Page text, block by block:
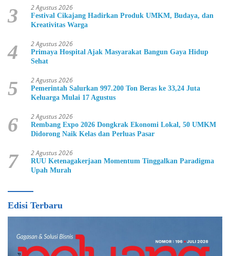
3 2 Agustus 2026
Festival Cikajang Hadirkan Produk UMKM, Budaya, dan
Kreativitas Warga
4 2 Agustus 2026
Primaya Hospital Ajak Masyarakat Bangun Gaya Hidup
Sehat
5 2 Agustus 2026
Pemerintah Salurkan 997.200 Ton Beras ke 33,24 Juta
Keluarga Mulai 17 Agustus
6 2 Agustus 2026
Rembang Expo 2026 Dongkrak Ekonomi Lokal, 50 UMKM
Didorong Naik Kelas dan Perluas Pasar
7 2 Agustus 2026
RUU Ketenagakerjaan Momentum Tinggalkan Paradigma
Upah Murah
Edisi Terbaru